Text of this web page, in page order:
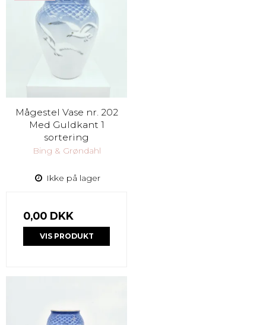
Mågestel Vase nr. 202
Med Guldkant 1
sortering
Bing & Grøndahl
Ikke på lager
0,00 DKK
VIS PRODUKT